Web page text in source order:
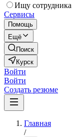
Ищу сотрудника
Сервисы
Помощь
Ещё
Поиск
Курск
Войти
Войти
Создать резюме
Главная
/